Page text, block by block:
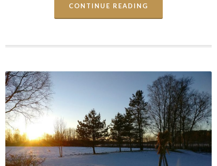
CONTINUE READING